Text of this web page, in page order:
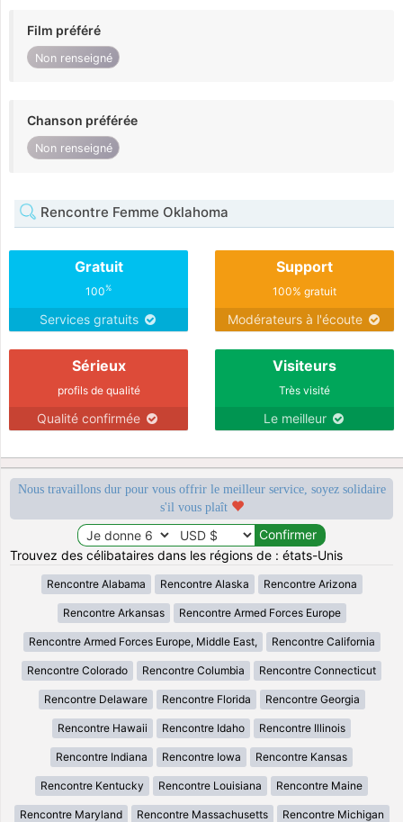
Film préféré
Non renseigné
Chanson préférée
Non renseigné
Rencontre Femme Oklahoma
Gratuit
100%
Services gratuits
Support
100% gratuit
Modérateurs à l'écoute
Sérieux
profils de qualité
Qualité confirmée
Visiteurs
Très visité
Le meilleur
Nous travaillons dur pour vous offrir le meilleur service, soyez solidaire
s'il vous plaît
Trouvez des célibataires dans les régions de : états-Unis
Rencontre Alabama Rencontre Alaska Rencontre Arizona
Rencontre Arkansas Rencontre Armed Forces Europe
Rencontre Armed Forces Europe, Middle East, Rencontre California
Rencontre Colorado Rencontre Columbia Rencontre Connecticut
Rencontre Delaware Rencontre Florida Rencontre Georgia
Rencontre Hawaii Rencontre Idaho Rencontre Illinois
Rencontre Indiana Rencontre Iowa Rencontre Kansas
Rencontre Kentucky Rencontre Louisiana Rencontre Maine
Rencontre Maryland Rencontre Massachusetts Rencontre Michigan